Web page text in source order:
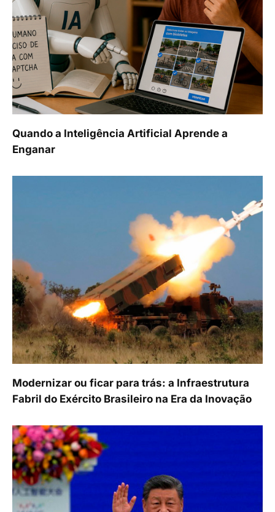
Quando a Inteligência Artificial Aprende a
Enganar
Modernizar ou ficar para trás: a Infraestrutura
Fabril do Exército Brasileiro na Era da Inovação